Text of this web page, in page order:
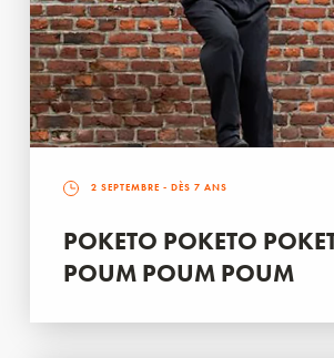
2 SEPTEMBRE - DÈS 7 ANS
POKETO POKETO
POUM POUM POUM